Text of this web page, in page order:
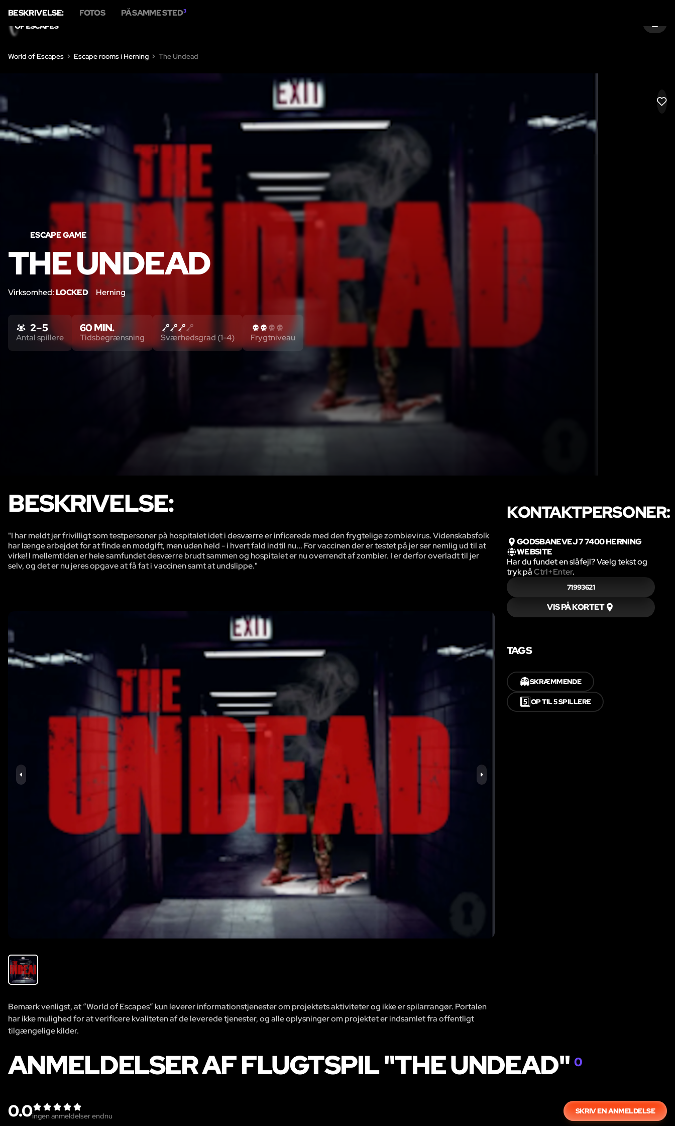
LOG
World of Escapes Escape rooms i Herning The Undead
ESCAPE GAME
THE UNDEAD
Virksomhed: LOCKED Herning
BESKRIVELSE: FOTOS PÅ SAMME STED3
2 – 5
Antal spillere
60 MIN.
Tidsbegrænsning Sværhedsgrad (1-4) Frygtniveau
BESKRIVELSE:
"I har meldt jer frivilligt som testpersoner på hospitalet idet i desværre er inficerede med den frygtelige zombievirus. Videnskabsfolk
har længe arbejdet for at finde en modgift, men uden held - i hvert fald indtil nu... For vaccinen der er testet på jer ser nemlig ud til at
virke! I mellemtiden er hele samfundet desværre brudt sammen og hospitalet er nu overrendt af zombier. I er derfor overladt til jer
selv, og det er nu jeres opgave at få fat i vaccinen samt at undslippe."
Bemærk venligst, at “World of Escapes” kun leverer informationstjenester om projektets aktiviteter og ikke er spilarrangør. Portalen
har ikke mulighed for at verificere kvaliteten af de leverede tjenester, og alle oplysninger om projektet er indsamlet fra offentligt
tilgængelige kilder.
KONTAKTPERSONER:
GODSBANEVEJ 7 7400 HERNING
WEBSITE
Har du fundet en slåfejl? Vælg tekst og
tryk påCtrl+Enter.
71993621
VIS PÅ KORTET
TAGS
👻SKRÆMMENDE
5️⃣OP TIL 5 SPILLERE
ANMELDELSER AF FLUGTSPIL "THE UNDEAD" 0
0.0ingen anmeldelser endnu
SKRIV EN ANMELDELSE